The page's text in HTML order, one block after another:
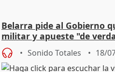
Belarra pide al Gobierno
militar y apueste "de
Sonido Totales 18/